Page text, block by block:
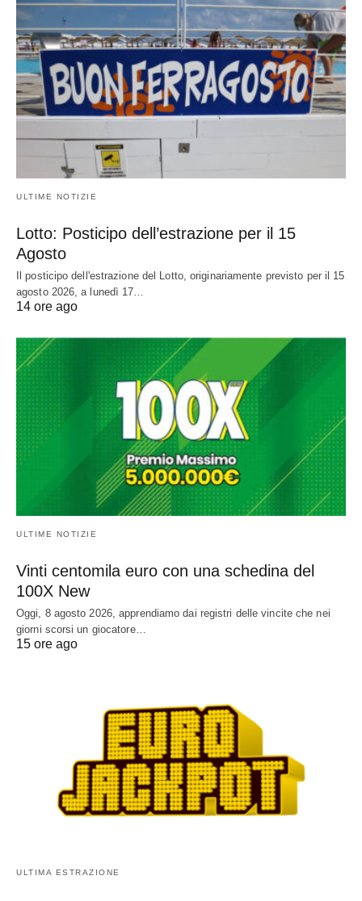
ULTIME NOTIZIE
Lotto: Posticipo dell’estrazione per il 15
Agosto
Il posticipo dell'estrazione del Lotto, originariamente previsto per il 15
agosto 2026, a lunedì 17…
14 ore ago
ULTIME NOTIZIE
Vinti centomila euro con una schedina del
100X New
Oggi, 8 agosto 2026, apprendiamo dai registri delle vincite che nei
giorni scorsi un giocatore…
15 ore ago
ULTIMA ESTRAZIONE